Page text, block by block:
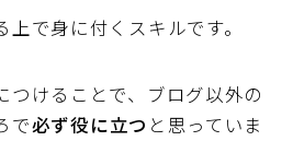
で身に付くスキルです。
つけることで、ブログ以外の
で必ず役に立つ と思っていま